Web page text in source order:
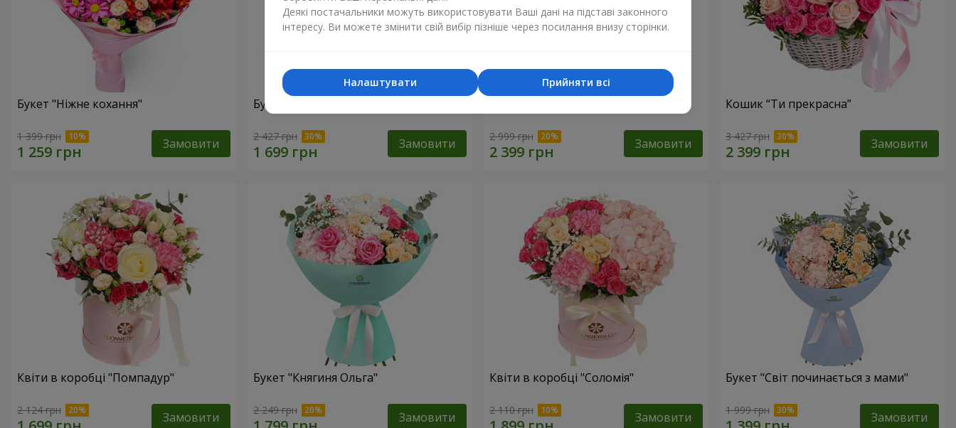
Букет "Ніжне кохання"
1 399 грн Замовити
Букет "Квітковий бал"
2 427 грн Замовити 2 999 грн Замовити
Кошик “Ти прекрасна”
3 427 грн Замовити
Квіти в коробці "Помпадур"
2 124 грн Замовити
Букет "Княгиня Ольга"
2 249 грн Замовити
Квіти в коробці "Соломія"
2 110 грн Замовити
Букет "Світ починається з мами"
1 999 грн Замовити
Деякі постачальники можуть використовувати Ваші дані на підставі законного
інтересу. Ви можете змінити свій вибір пізніше через посилання внизу сторінки.
Прийняти всі
Налаштувати